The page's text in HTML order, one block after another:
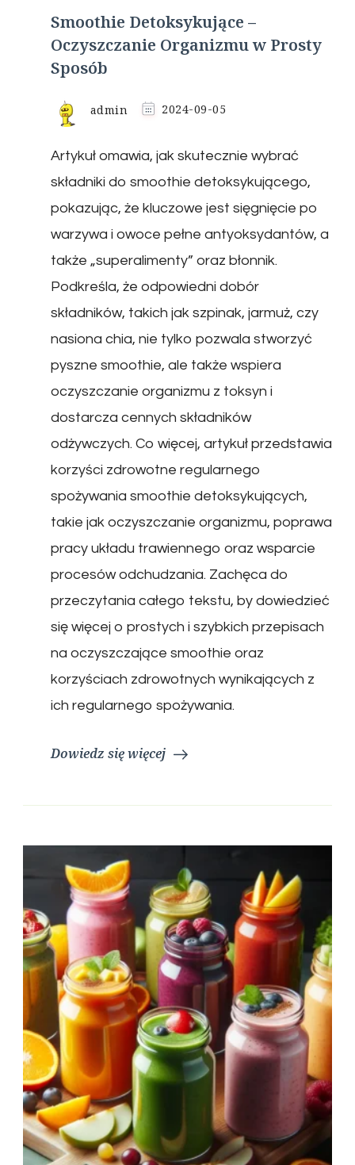
Smoothie Detoksykujące –
Oczyszczanie Organizmu w Prosty
Sposób
admin 2024-09-05
Artykuł omawia, jak skutecznie wybrać
składniki do smoothie detoksykującego,
pokazując, że kluczowe jest sięgnięcie po
warzywa i owoce pełne antyoksydantów, a
także „superalimenty” oraz błonnik.
Podkreśla, że odpowiedni dobór
składników, takich jak szpinak, jarmuż, czy
nasiona chia, nie tylko pozwala stworzyć
pyszne smoothie, ale także wspiera
oczyszczanie organizmu z toksyn i
dostarcza cennych składników
odżywczych. Co więcej, artykuł przedstawia
korzyści zdrowotne regularnego
spożywania smoothie detoksykujących,
takie jak oczyszczanie organizmu, poprawa
pracy układu trawiennego oraz wsparcie
procesów odchudzania. Zachęca do
przeczytania całego tekstu, by dowiedzieć
się więcej o prostych i szybkich przepisach
na oczyszczające smoothie oraz
korzyściach zdrowotnych wynikających z
ich regularnego spożywania.
Dowiedz się więcej